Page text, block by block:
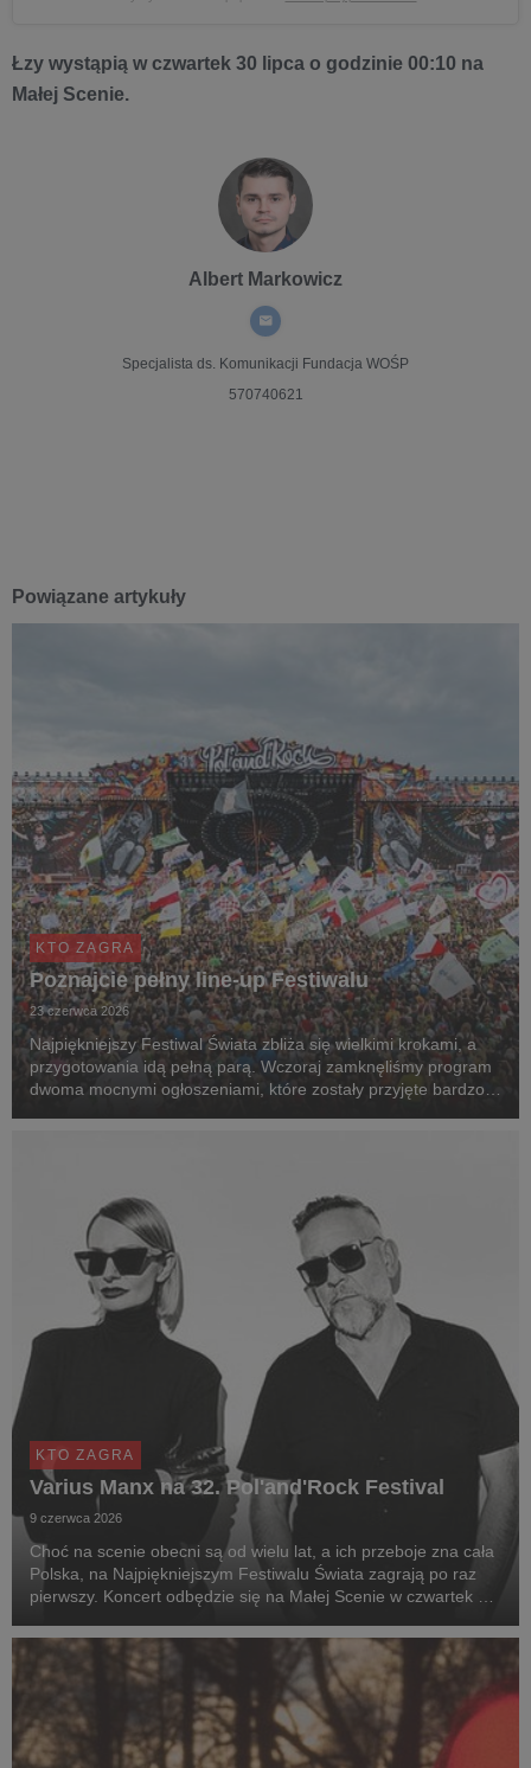
Łzy wystąpią w czwartek 30 lipca o godzinie 00:10 na
Małej Scenie.
Albert Markowicz
Specjalista ds. Komunikacji Fundacja WOŚP
570740621
Powiązane artykuły
KTO ZAGRA
Poznajcie pełny line-up Festiwalu
23 czerwca 2026
Najpiękniejszy Festiwal Świata zbliża się wielkimi krokami, a
przygotowania idą pełną parą. Wczoraj zamknęliśmy program
dwoma mocnymi ogłoszeniami, które zostały przyjęte bardzo
KTO ZAGRA
Varius Manx na 32. Pol'and'Rock Festival
9 czerwca 2026
Choć na scenie obecni są od wielu lat, a ich przeboje zna cała
Polska, na Najpiękniejszym Festiwalu Świata zagrają po raz
pierwszy. Koncert odbędzie się na Małej Scenie w czwartek 30